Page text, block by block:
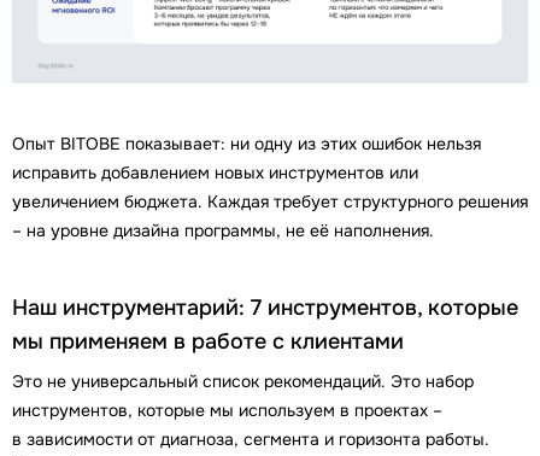
Опыт BITOBE показывает: ни одну из этих ошибок нельзя
исправить добавлением новых инструментов или
увеличением бюджета. Каждая требует структурного решения
– на уровне дизайна программы, не её наполнения.
Наш инструментарий: 7 инструментов, которые
мы применяем в работе с клиентами
Это не универсальный список рекомендаций. Это набор
инструментов, которые мы используем в проектах –
в зависимости от диагноза, сегмента и горизонта работы.